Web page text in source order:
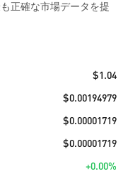
正確な市場データを提
$1.04
$0.00194979
$0.00001719
$0.00001719
+0.00%